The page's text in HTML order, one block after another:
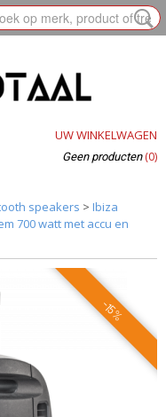
UW WINKELWAGEN
Geen producten (0)
speakers > Ibiza
700 watt met accu en
-15%